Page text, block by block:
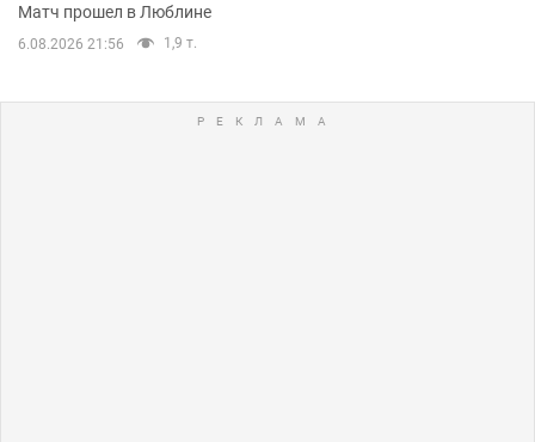
Матч прошел в Люблине
6.08.2026 21:56 1,9 т.